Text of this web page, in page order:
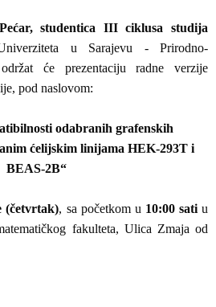
studentica III ciklusa studija
u Sarajevu - Prirodno-
će prezentaciju radne verzije
pod naslovom:
odabranih grafenskih
ćelijskim linijama HEK-293T i
BEAS-2B“
(četvrtak), sa početkom u 10:00 satiu
fakulteta, Ulica Zmaja od